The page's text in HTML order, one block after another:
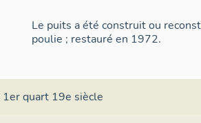
Le puits a été construit ou
poulie ; restauré en 1972.
1er quart 19e siècle